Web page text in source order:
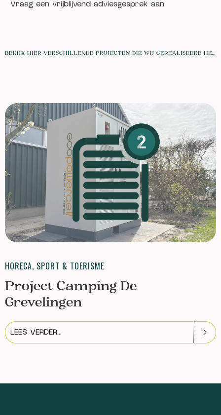
Vraag een vrijblijvend adviesgesprek aan
BEKIJK HIER VERSCHILLENDE PROJECTEN DIE WIJ GEREALISEERD HEBBEN IN DEZE SECTOR
HORECA, SPORT & TOERISME
Project Camping De
Grevelingen
LEES VERDER...